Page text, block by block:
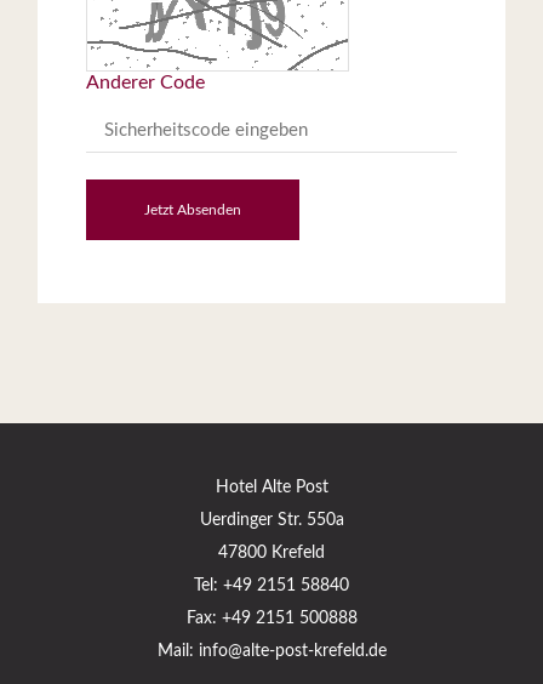
Anderer Code
Hotel Alte Post
Uerdinger Str. 550a
47800 Krefeld
Tel: +49 2151 58840
Fax: +49 2151 500888
Mail: info@alte-post-krefeld.de